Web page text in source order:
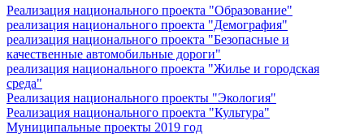
Реализация национального проекта "Образование"
реализация национального проекта "Демография"
реализация национального проекта "Безопасные и
качественные автомобильные дороги"
реализация национального проекта "Жилье и городская
среда"
Реализация национального проекты "Экология"
Реализация национального проекта "Культура"
Муниципальные проекты 2019 год